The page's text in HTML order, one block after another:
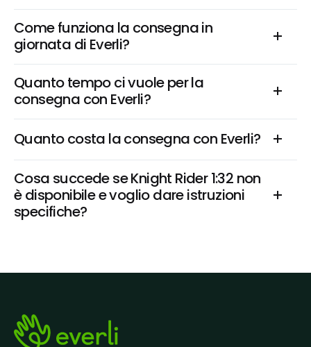
Come funziona la consegna in
giornata di Everli?
Quanto tempo ci vuole per la
consegna con Everli?
Quanto costa la consegna con Everli?
Cosa succede se Knight Rider 1:32 non
è disponibile e voglio dare istruzioni
specifiche?